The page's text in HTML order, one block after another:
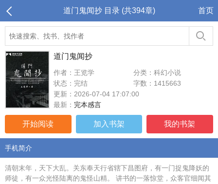
道门鬼闻抄 目录 (共394章) 首页
道门鬼闻抄
作者：王览学
分类：科幻小说
状态：完结
字数：1415663
更新：2026-07-04 17:07:00
最新： 完本感言
开始阅读 加入书架 我的书架
手机简介
清朝末年，天下大乱。关东奉天行省辖下昌图府，有一门捉鬼降妖的
师徒，有一众光怪陆离的鬼怪山精。 讲书的一落惊堂，众客官细闻其